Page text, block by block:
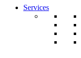
Services